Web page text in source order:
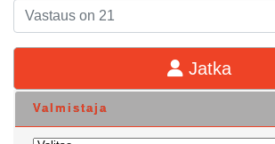
Jatka
Valmistaja